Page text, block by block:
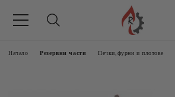
Начало Резервни части Печки,фурни и плотове